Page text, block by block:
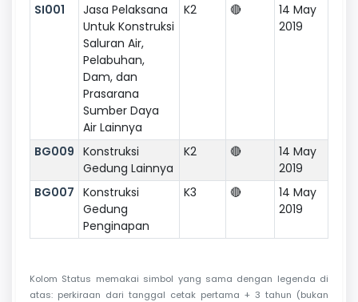
SI001
Jasa Pelaksana
Untuk Konstruksi
Saluran Air,
Pelabuhan,
Dam, dan
Prasarana
Sumber Daya
Air Lainnya
K2 🔴
14 May
2019
BG009 Konstruksi
Gedung Lainnya
K2 🔴
14 May
2019
BG007 Konstruksi
Gedung
Penginapan
K3 🔴
14 May
2019
Kolom Status memakai simbol yang sama dengan legenda di
atas: perkiraan dari tanggal cetak pertama + 3 tahun (bukan